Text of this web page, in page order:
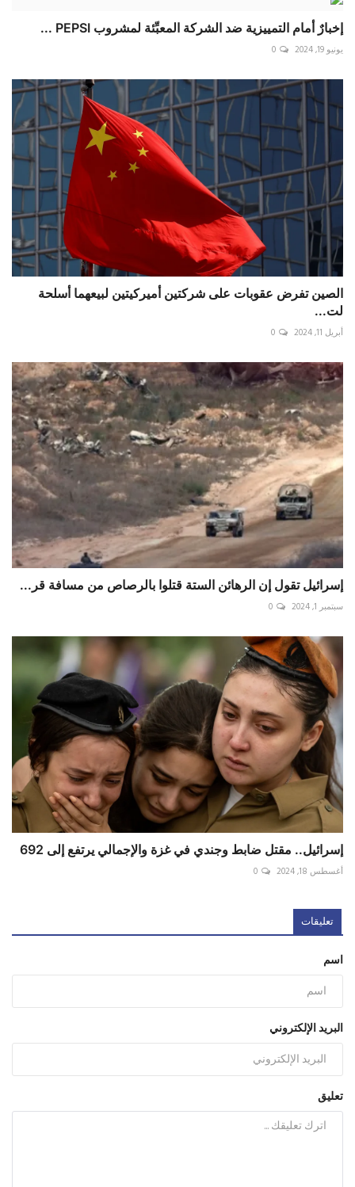
إخبارٌ أمام التمييزية ضد الشركة المعبِّئة لمشروب PEPSI ...
يونيو 19, 2024 0
الصين تفرض عقوبات على شركتين أميركيتين لبيعهما أسلحة
لت...
أبريل 11, 2024 0
إسرائيل تقول إن الرهائن الستة قتلوا بالرصاص من مسافة قر...
سبتمبر 1, 2024 0
إسرائيل.. مقتل ضابط وجندي في غزة والإجمالي يرتفع إلى 692
أغسطس 18, 2024 0
تعليقات
اسم
البريد الإلكتروني
تعليق